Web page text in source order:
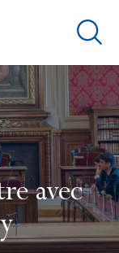
Ouvrir
de
avec